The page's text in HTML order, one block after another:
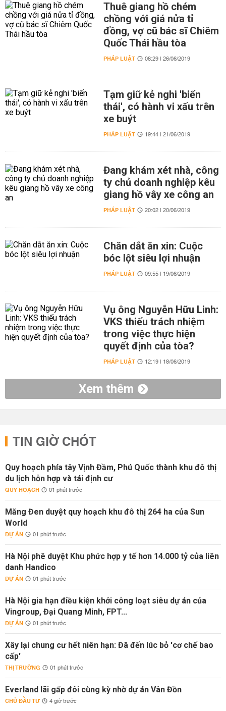
Thuê giang hồ chém
chồng với giá nửa tỉ
đồng, vợ cũ bác sĩ Chiêm
Quốc Thái hầu tòa
PHÁP LUẬT 08:29 | 26/06/2019
Tạm giữ kẻ nghi 'biến
thái', có hành vi xấu trên
xe buýt
PHÁP LUẬT 19:44 | 21/06/2019
Đang khám xét nhà, công
ty chủ doanh nghiệp kêu
giang hồ vây xe công an
PHÁP LUẬT 20:02 | 20/06/2019
Chăn dắt ăn xin: Cuộc
bóc lột siêu lợi nhuận
PHÁP LUẬT 09:55 | 19/06/2019
Vụ ông Nguyễn Hữu Linh:
VKS thiếu trách nhiệm
trong việc thực hiện
quyết định của tòa?
PHÁP LUẬT 12:19 | 18/06/2019
Xem thêm
TIN GIỜ CHÓT
Quy hoạch phía tây Vịnh Đầm, Phú Quốc thành khu đô thị
du lịch hỗn hợp và tái định cư
QUY HOẠCH 01 phút trước
Măng Đen duyệt quy hoạch khu đô thị 264 ha của Sun
World
DỰ ÁN 01 phút trước
Hà Nội phê duyệt Khu phức hợp y tế hơn 14.000 tỷ của liên
danh Handico
DỰ ÁN 01 phút trước
Hà Nội gia hạn điều kiện khởi công loạt siêu dự án của
Vingroup, Đại Quang Minh, FPT...
DỰ ÁN 01 phút trước
Xây lại chung cư hết niên hạn: Đã đến lúc bỏ 'cơ chế bao
cấp'
THỊ TRƯỜNG 01 phút trước
Everland lãi gấp đôi cùng kỳ nhờ dự án Vân Đồn
CHỦ ĐẦU TƯ 4 giờ trước